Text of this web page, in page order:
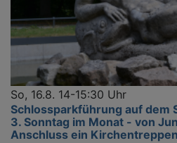
So, 16.8. 14-15:30 Uhr
Schlossparkführung auf dem
3. Sonntag im Monat - von
Anschluss ein